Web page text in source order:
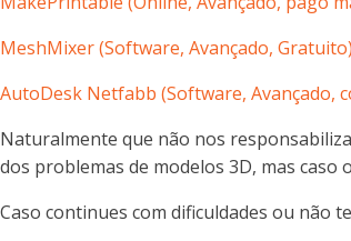
MeshMixer (Software, Avançado, Gratuito)
AutoDesk Netfabb (Software,
Naturalmente que não nos
dos problemas de modelos 3D, mas
Caso continues com dificuldades ou não